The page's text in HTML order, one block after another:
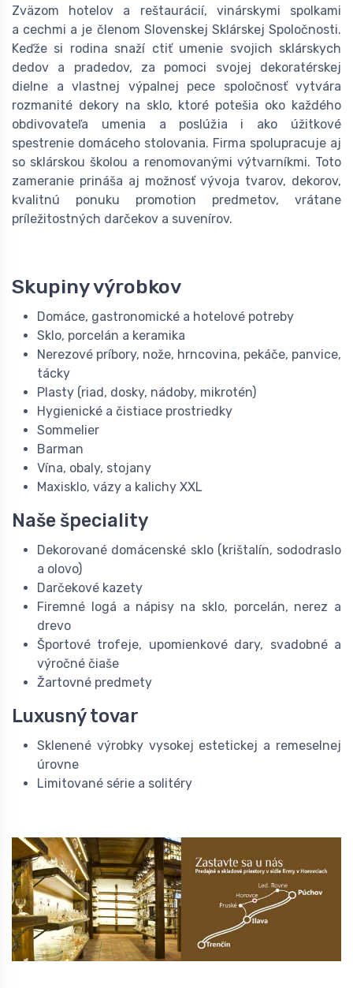
Zväzom hotelov a reštaurácií, vinárskymi spolkami
a cechmi a je členom Slovenskej Sklárskej Spoločnosti.
Keďže si rodina snaží ctiť umenie svojich sklárskych
dedov a pradedov, za pomoci svojej dekoratérskej
dielne a vlastnej výpalnej pece spoločnosť vytvára
rozmanité dekory na sklo, ktoré potešia oko každého
obdivovateľa umenia a poslúžia i ako úžitkové
spestrenie domáceho stolovania. Firma spolupracuje aj
so sklárskou školou a renomovanými výtvarníkmi. Toto
zameranie prináša aj možnosť vývoja tvarov, dekorov,
kvalitnú ponuku promotion predmetov, vrátane
príležitostných darčekov a suvenírov.
Skupiny výrobkov
Domáce, gastronomické a hotelové potreby
Sklo, porcelán a keramika
Nerezové príbory, nože, hrncovina, pekáče, panvice,
tácky
Plasty (riad, dosky, nádoby, mikrotén)
Hygienické a čistiace prostriedky
Sommelier
Barman
Vína, obaly, stojany
Maxisklo, vázy a kalichy XXL
Naše špeciality
Dekorované domácenské sklo (krištalín, sododraslo
a olovo)
Darčekové kazety
Firemné logá a nápisy na sklo, porcelán, nerez a
drevo
Športové trofeje, upomienkové dary, svadobné a
výročné čiaše
Žartovné predmety
Luxusný tovar
Sklenené výrobky vysokej estetickej a remeselnej
úrovne
Limitované série a solitéry